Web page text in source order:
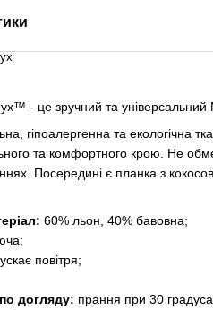
- це зручний та універсальний
гіпоалергенна та екологічна
та комфортного крою. Не
Посередині є планка з
60% льон, 40% бавовна;
повітря;
догляду: прання при 30